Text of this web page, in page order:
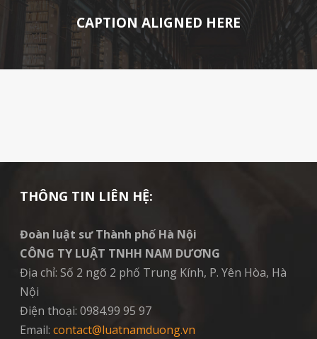
CAPTION ALIGNED HERE
THÔNG TIN LIÊN HỆ:
Đoàn luật sư Thành phố Hà Nội
CÔNG TY LUẬT TNHH NAM DƯƠNG
Địa chỉ: Số 2 ngõ 2 phố Trung Kính, P. Yên Hòa, Hà
Nội
Điện thoại: 0984.99 95 97
Email: contact@luatnamduong.vn